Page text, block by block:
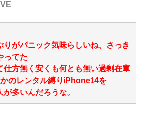
りがパニック気味らしいね、さっき
ってた
仕方無く安くも何とも無い過剰在庫
のレンタル縛りiPhone14を
が多いんだろうな。